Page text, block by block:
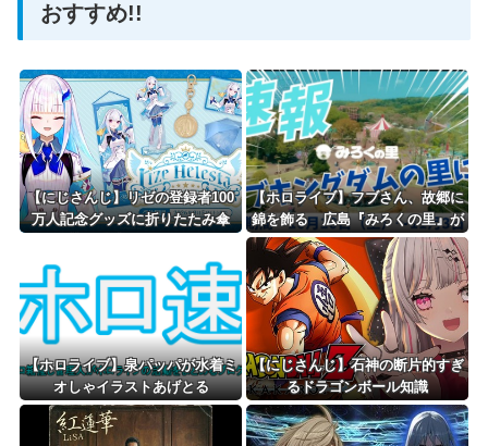
おすすめ!!
【にじさんじ】リゼの登録者100
万人記念グッズに折りたたみ傘
【ホロライブ】フブさん、故郷に
錦を飾る 広島『みろくの里』が
コラボで『フブキングダムの里』
に
【ホロライブ】泉パッパが水着ミ
オしゃイラストあげとる
【にじさんじ】石神の断片的すぎ
るドラゴンボール知識